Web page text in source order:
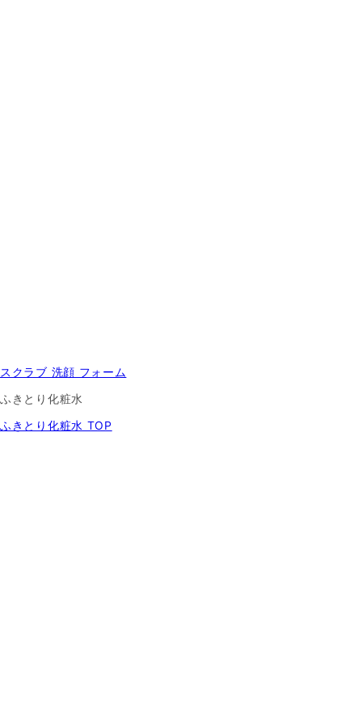
スクラブ 洗顔 フォーム
ふきとり化粧水
ふきとり化粧水 TOP